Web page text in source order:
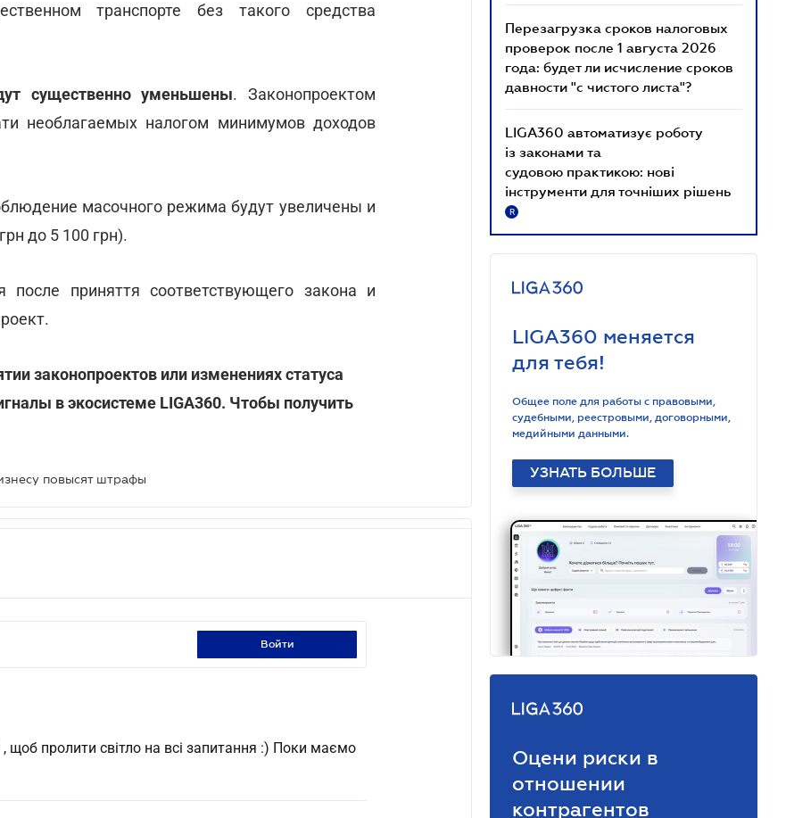
транспорте без такого средства
существенно уменьшены. Законопроектом
необлагаемых налогом минимумов доходов
масочного режима будут увеличены и
до 5 100 грн).
приняття соответствующего закона и
законопроектов или изменениях статуса
в экосистеме LIGA360. Чтобы получить
повысят штрафы
войти
щоб пролити світло на всі запитання :) Поки маємо
Перезагрузка сроков налоговых
проверок после 1 августа 2026
года: будет ли исчисление сроков
давности "с чистого листа"?
LIGA360 автоматизує роботу
із законами та
судовою практикою: нові
інструменти для точніших рішень
R
LIGA360 меняется
для тебя!
Общее поле для работы с правовыми,
судебными, реестровыми, договорными,
медийными данными.
УЗНАТЬ БОЛЬШЕ
Оцени риски в
отношении
контрагентов